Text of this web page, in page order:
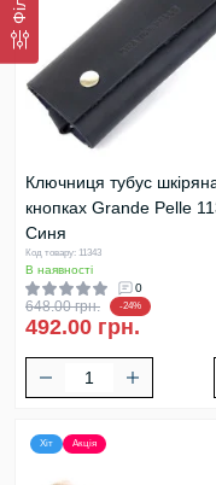
Ключниця тубус
кнопках Grande Pelle
Синя
Код товару: 11343
В наявності
0
648.00 грн. -24%
492.00 грн.
Хіт Акція